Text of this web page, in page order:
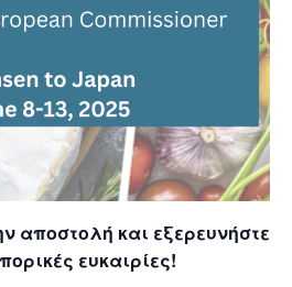
αποστολή και εξερευνήστε
ευκαιρίες!